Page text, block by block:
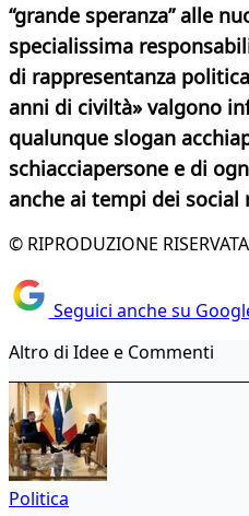
“grande speranza” alle
specialissima
di rappresentanza
anni di civiltà» valgono
qualunque slogan
schiacciapersone e di
anche ai tempi dei social
© RIPRODUZIONE RISERVATA
Seguici anche su
Altro di Idee e Commenti
Politica